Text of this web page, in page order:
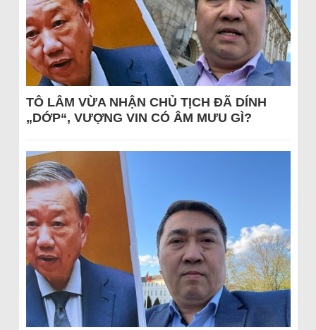
TÔ LÂM VỪA NHẬN CHỦ TỊCH ĐÃ DÍNH
„DỚP“, VƯỢNG VIN CÓ ÂM MƯU GÌ?